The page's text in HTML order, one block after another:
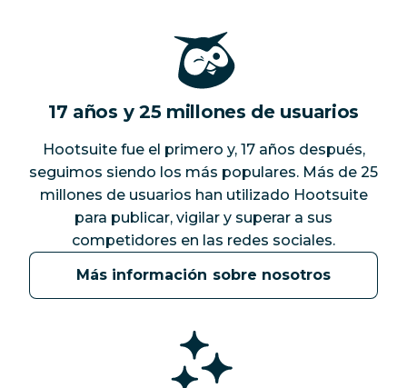
17 años y 25 millones de usuarios
Hootsuite fue el primero y, 17 años después,
seguimos siendo los más populares. Más de 25
millones de usuarios han utilizado Hootsuite
para publicar, vigilar y superar a sus
competidores en las redes sociales.
Más información sobre nosotros